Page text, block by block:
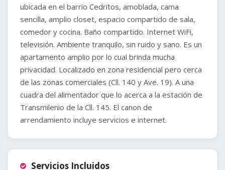
ubicada en el barrio Cedritos, amoblada, cama
sencilla, amplio closet, espacio compartido de sala,
comedor y cocina. Baño compartido. Internet WiFi,
televisión. Ambiente tranquilo, sin ruido y sano. Es un
apartamento amplio por lo cual brinda mucha
privacidad. Localizado en zona residencial pero cerca
de las zonas comerciales (Cll. 140 y Ave. 19). A una
cuadra del alimentador que lo acerca a la estación de
Transmilenio de la Cll. 145. El canon de
arrendamiento incluye servicios e internet.
Servicios Incluidos